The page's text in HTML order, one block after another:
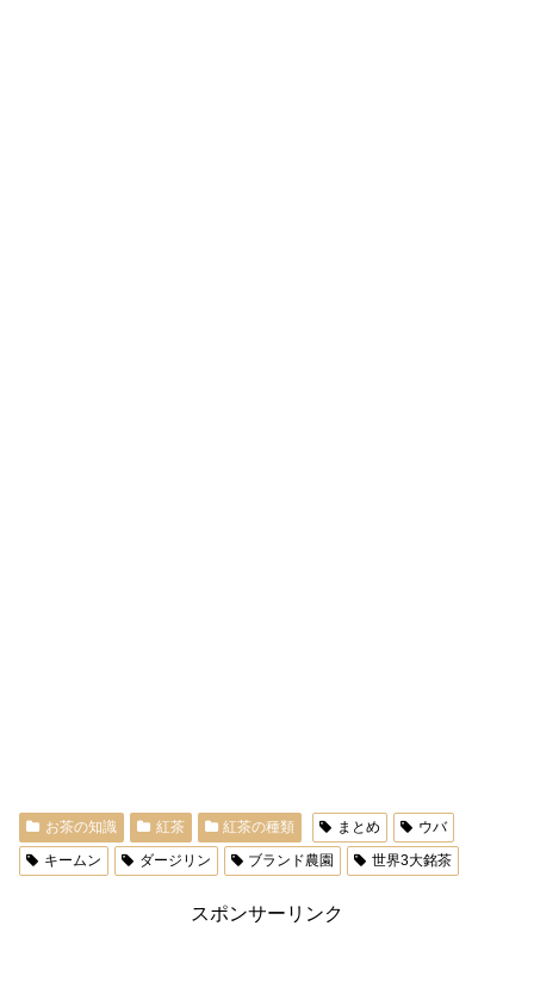
お茶の知識 紅茶 紅茶の種類 まとめ
ウバ
キームン
ダージリン ブランド農園 世界3大銘茶
スポンサーリンク